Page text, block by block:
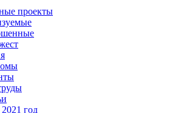
проекты
2021 год